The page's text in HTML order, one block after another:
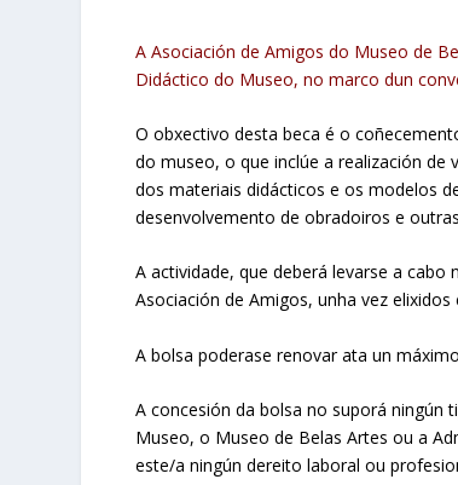
A Asociación de Amigos do Museo de
Didáctico do Museo, no marco dun
O obxectivo desta beca é o
do museo, o que inclúe a realización de
dos materiais didácticos e os modelos
desenvolvemento de obradoiros e
A actividade, que deberá levarse a
Asociación de Amigos, unha vez
A bolsa poderase renovar ata un
A concesión da bolsa no suporá ningún
Museo, o Museo de Belas Artes ou a
este/a ningún dereito laboral ou